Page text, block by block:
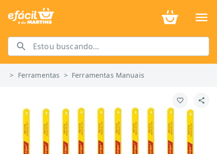
> Ferramentas > Ferramentas Manuais